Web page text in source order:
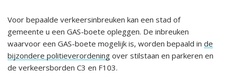
Voor bepaalde verkeersinbreuken kan een stad of
gemeente u een GAS-boete opleggen. De inbreuken
waarvoor een GAS-boete mogelijk is, worden bepaald in de
bijzondere politieverordening over stilstaan en parkeren en
de verkeersborden C3 en F103.